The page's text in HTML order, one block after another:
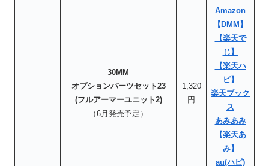
30MM
オプションパーツセット23
(フルアーマーユニット2)
（6月発売予定）
1,320
円
Amazon
【DMM】
【楽天で
じ】
【楽天ハ
ピ】
楽天ブック
ス
あみあみ
【楽天あ
み】
au(ハピ)